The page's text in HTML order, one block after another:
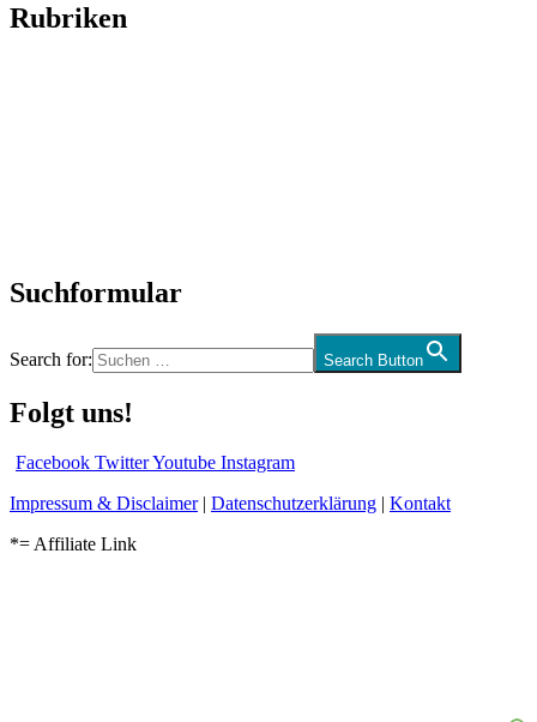
Rubriken
Suchformular
Search for: Search Button
Folgt uns!
Facebook TwitterYoutube Instagram
Impressum & Disclaimer| Datenschutzerklärung | Kontakt
*= Affiliate Link